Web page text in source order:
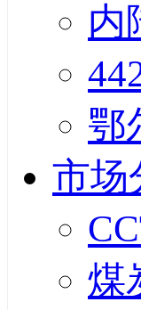
内
鄂
市场
煤